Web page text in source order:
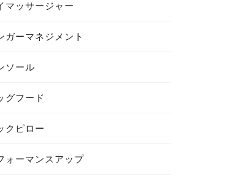
マッサージャー
ガーマネジメント
ソール
グフード
クピロー
ォーマンスアップ